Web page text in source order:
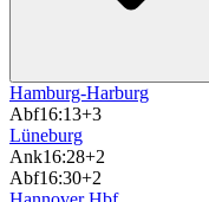
Hamburg-Harburg
Abf16:13+3
Lüneburg
Ank16:28+2
Abf16:30+2